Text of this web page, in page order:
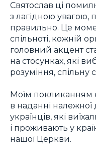
Святослав ці
з лагідною увагою,
правильно. Це
спільноті, кожній
головний акцент
на стосунках, які
розуміння, спільну
Моїм покликанням
в наданні
українців, які
і проживають у
нашої Церкви.